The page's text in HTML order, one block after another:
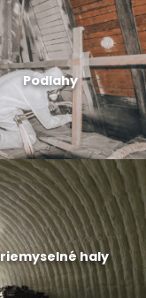
Podlahy
haly